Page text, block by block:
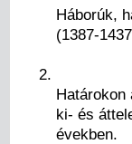
Háborúk,
(1387-
Határokon
ki- és
években.